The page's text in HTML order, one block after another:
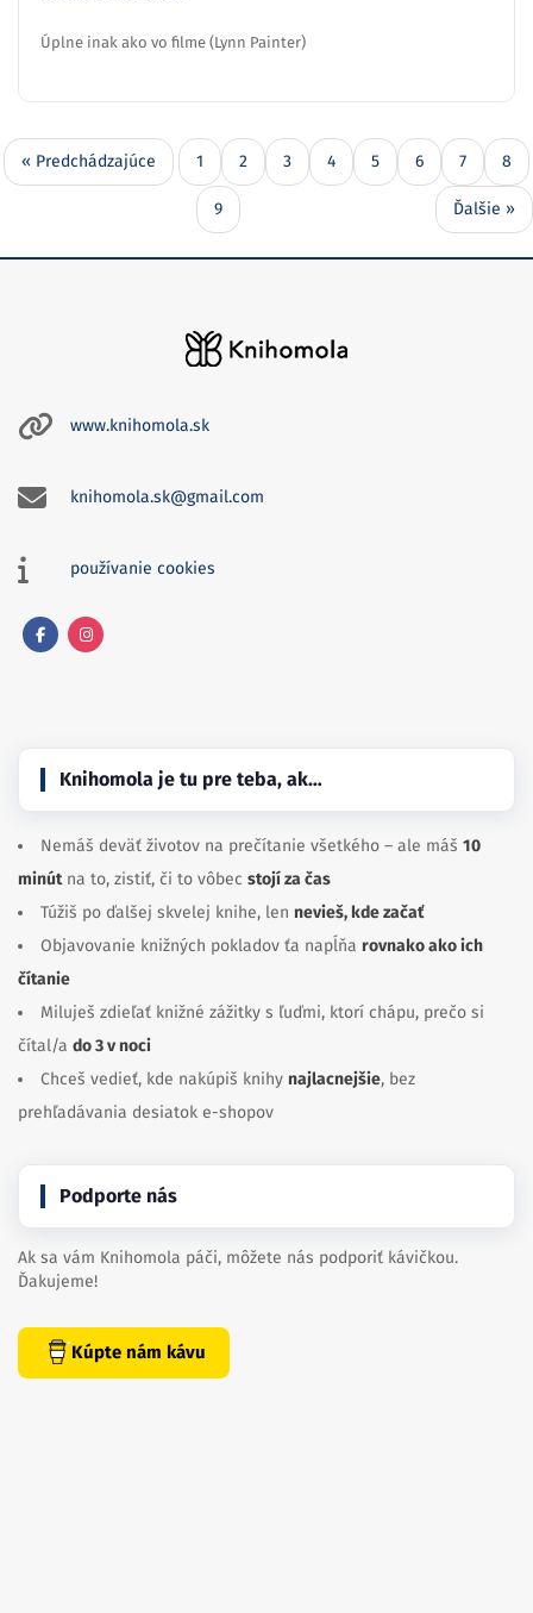
Úplne inak ako vo filme (Lynn Painter)
« Predchádzajúce 1 2 3 4 5 6 7 8
9 Ďalšie »
www.knihomola.sk
knihomola.sk@gmail.com
používanie cookies
Knihomola je tu pre teba, ak…
Nemáš deväť životov na prečítanie všetkého – ale máš 10
minútna to, zistiť, či to vôbec stojí za čas
Túžiš po ďalšej skvelej knihe, len nevieš, kde začať
Objavovanie knižných pokladov ťa napĺňa rovnako ako ich
čítanie
Miluješ zdieľať knižné zážitky s ľuďmi, ktorí chápu, prečo si
čítal/a do 3 v noci
Chceš vedieť, kde nakúpiš knihy najlacnejšie, bez
prehľadávania desiatok e-shopov
Podporte nás
Ak sa vám Knihomola páči, môžete nás podporiť kávičkou.
Ďakujeme!
Kúpte nám kávu